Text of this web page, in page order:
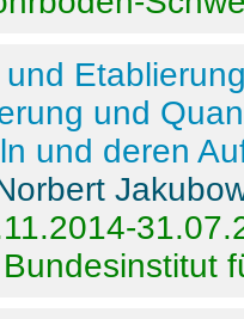
und
und deren